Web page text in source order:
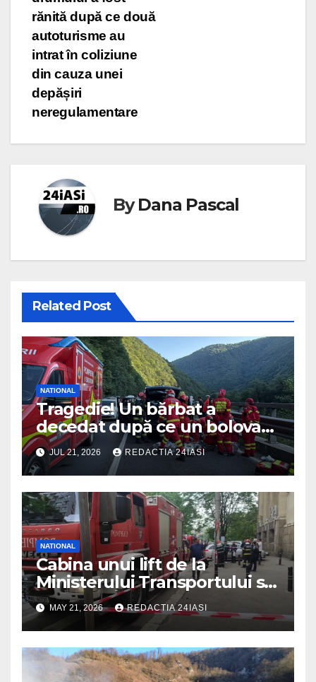
rănită după ce două
autoturisme au
intrat în coliziune
din cauza unei
depășiri
neregulamentare
ByDana Pascal
Related Post
NATIONAL
Tragedie! Un bărbat a
decedat după ce un bolovan
a căzut peste mașina în care
se afla
JUL 21, 2026 REDACTIA 24IASI
NATIONAL
Cabina unui lift de la
Ministerului Transportului s-a
prăbușit! Înăuntru erau mai
multe persoane
MAY 21, 2026 REDACTIA 24IASI